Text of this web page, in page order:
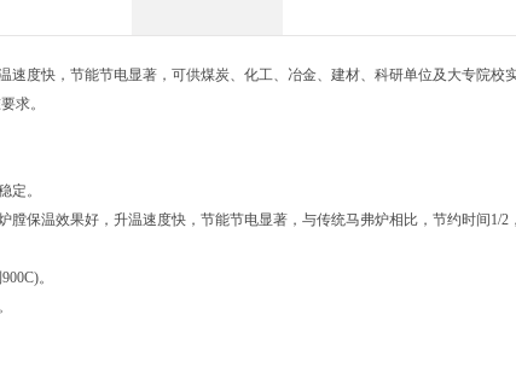
速度快，节能节电显著，可供煤炭、化工、冶金、建材、科研单位及大专院校
求。
定。
保温效果好，升温速度快，节能节电显著，与传统马弗炉相比，节约时间1/2
。